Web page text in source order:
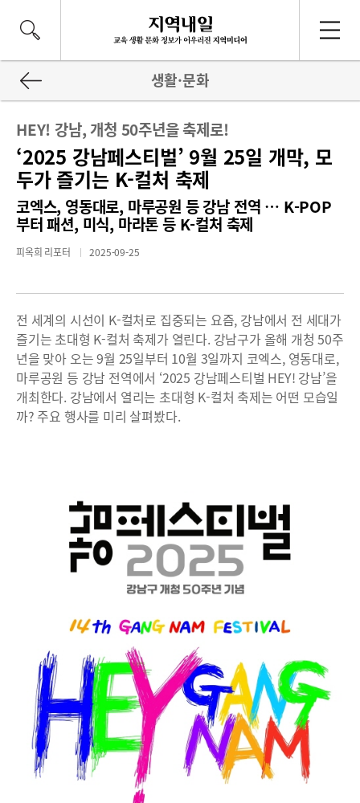
생활·문화
HEY! 강남, 개청 50주년을 축제로!
‘2025 강남페스티벌’ 9월 25일 개막, 모
두가 즐기는 K-컬처 축제
코엑스, 영동대로, 마루공원 등 강남 전역 … K-POP
부터 패션, 미식, 마라톤 등 K-컬처 축제
피옥희 리포터 2025-09-25
전 세계의 시선이 K-컬처로 집중되는 요즘, 강남에서 전 세대가
즐기는 초대형 K-컬처 축제가 열린다. 강남구가 올해 개청 50주
년을 맞아 오는 9월 25일부터 10월 3일까지 코엑스, 영동대로,
마루공원 등 강남 전역에서 ‘2025 강남페스티벌 HEY! 강남’을
개최한다. 강남에서 열리는 초대형 K-컬처 축제는 어떤 모습일
까? 주요 행사를 미리 살펴봤다.